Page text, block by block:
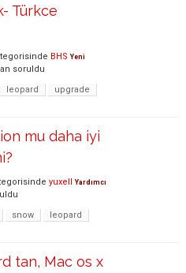
Türkce
BHS Yeni
soruldu
leopard
upgrade
mu daha iyi
yuxell Yardımcı
snow
leopard
tan, Mac os x